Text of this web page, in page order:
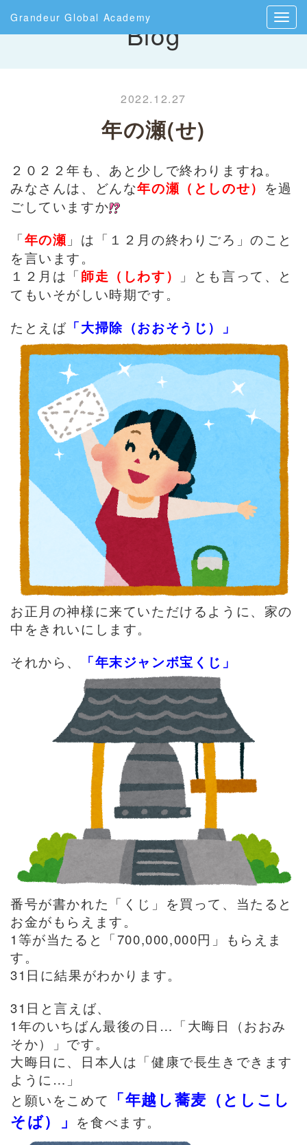
Grandeur Global AcademyBlog
2022.12.27
年の瀬(せ)
２０２２年も、あと少しで終わりますね。
みなさんは、どんな年の瀬（としのせ） を過
ごしていますか
「年の瀬 」は「１２月の終わりごろ」のこと
を言います。
１２月は「師走（しわす）
」とも言って、と
てもいそがしい時期です。
たとえば 「大掃除（おおそうじ）」
お正月の神様に来ていただけるように、家の
中をきれいにします。
それから、
「年末ジャンボ宝くじ」
番号が書かれた「くじ」を買って、当たると
お金がもらえます。
1等が当たると「700,000,000円」もらえま
す。
31 日に結果がわかります。
31 日と言えば、
1年のいちばん最後の日…「大晦日（おおみ
そか）」です。
大晦日に、日本人は「健康で長生きできます
ように…」
と願いをこめて
「年越し蕎麦（としこし
そば）」 を食べます。